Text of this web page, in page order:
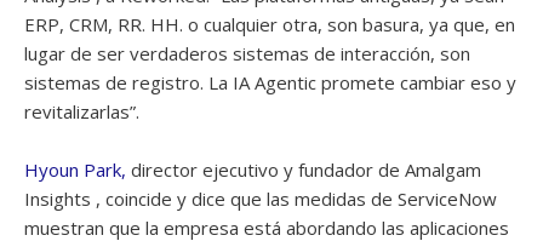
ERP, CRM, RR. HH. o cualquier otra, son basura, ya que, en
lugar de ser verdaderos sistemas de interacción, son
sistemas de registro. La IA Agentic promete cambiar eso y
revitalizarlas”.
Hyoun Park, director ejecutivo y fundador de Amalgam
Insights , coincide y dice que las medidas de ServiceNow
muestran que la empresa está abordando las aplicaciones